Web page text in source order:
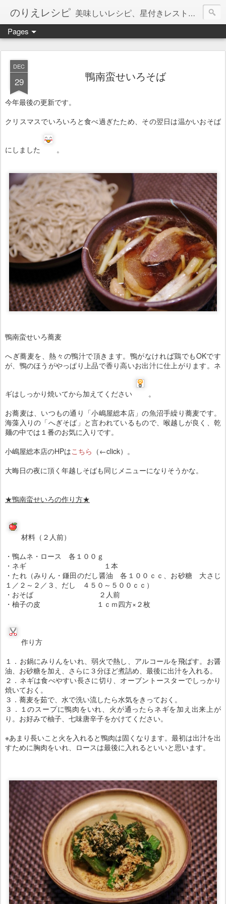
のりえレシピ 美味しいレシピ、星付きレストラン、絶品お取り寄せを紹介しています。
Pages
DEC
29 鴨南蛮せいろそば
今年最後の更新です。
クリスマスでいろいろと食べ過ぎたため、その翌日は温かいおそば
にしました 。
鴨南蛮せいろ蕎麦
へぎ蕎麦を、熱々の鴨汁で頂きます。鴨がなければ鶏でもOKです
が、鴨のほうがやっぱり上品で香り高いお出汁に仕上がります。ネ
ギはしっかり焼いてから加えてください
。
お蕎麦は、いつもの通り「小嶋屋総本店」の魚沼手繰り蕎麦です。
海藻入りの「へぎそば」と言われているもので、喉越しが良く、乾
麺の中では１番のお気に入りです。
小嶋屋総本店のHPはこちら （←click）。
大晦日の夜に頂く年越しそばも同じメニューになりそうかな。
★鴨南蛮せいろの作り方★
材料（２人前）
・鴨ムネ・ロース 各１００ｇ
・ネギ １本
・たれ（みりん・鎌田のだし醤油 各１００ｃｃ、お砂糖 大さじ
１／２～２／３、だし ４５０～５００ｃｃ）
・おそば ２人前
・柚子の皮 １ｃｍ四方×２枚
作り方
１．お鍋にみりんをいれ、弱火で熱し、アルコールを飛ばす。お醤
油、お砂糖を加え、さらに３分ほど煮詰め、最後に出汁を入れる。
２．ネギは食べやすい長さに切り、オーブントースターでしっかり
焼いておく。
３．蕎麦を茹で、水で洗い流したら水気をきっておく。
３．１のスープに鴨肉をいれ、火が通ったらネギを加え出来上が
り。お好みで柚子、七味唐辛子をかけてください。
※あまり長いこと火を入れると鴨肉は固くなります。最初は出汁を出
すために胸肉をいれ、ロースは最後に入れるといいと思います。